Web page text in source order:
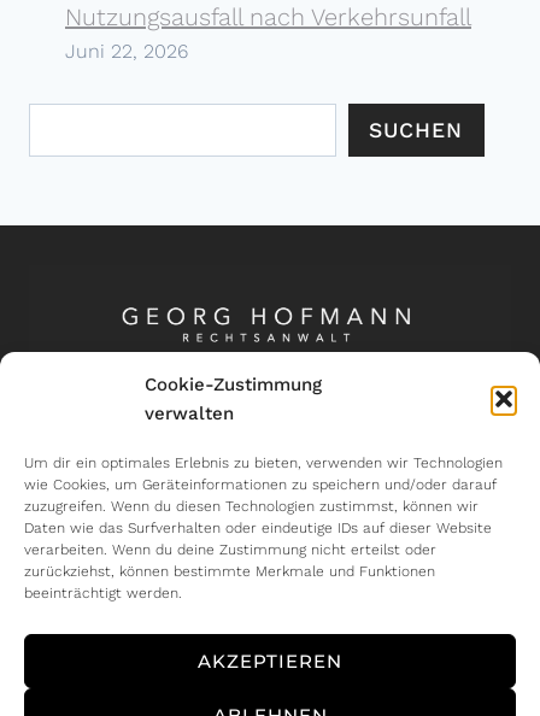
Cookie-Zustimmung
verwalten
Um dir ein optimales Erlebnis zu bieten, verwenden wir Technologien
wie Cookies, um Geräteinformationen zu speichern und/oder darauf
zuzugreifen. Wenn du diesen Technologien zustimmst, können wir
Daten wie das Surfverhalten oder eindeutige IDs auf dieser Website
verarbeiten. Wenn du deine Zustimmung nicht erteilst oder
zurückziehst, können bestimmte Merkmale und Funktionen
beeinträchtigt werden.
AKZEPTIEREN
Nutzungs­ausfall nach Verkehrs­unfall
Juni 22, 2026
SUCHEN
Wormser Straße 6, 68309 Mannheim
Tel.: 0621 - 49 09 65 20
E-Mail: info@hofmann-kanzlei.de
Rechtliches